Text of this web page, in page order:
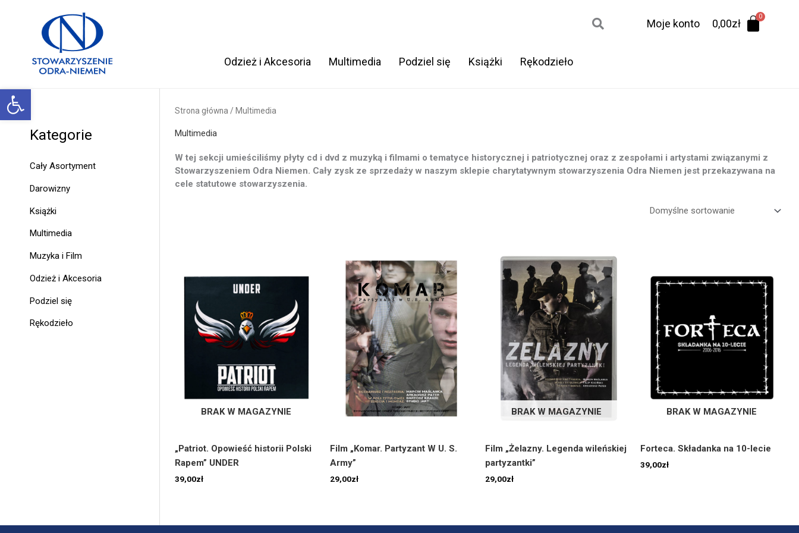
Otwórz pasek narzędzi
Moje konto 0,00zł
Odzież i Akcesoria Multimedia Podziel się Książki Rękodzieło
Kategorie
Cały Asortyment
Darowizny
Książki
Multimedia
Muzyka i Film
Odzież i Akcesoria
Podziel się
Rękodzieło
Strona główna / Multimedia
Multimedia
W tej sekcji umieściliśmy płyty cd i dvd z muzyką i filmami o tematyce historycznej i patriotycznej oraz z zespołami i artystami związanymi z
Stowarzyszeniem Odra Niemen. Cały zysk ze sprzedaży w naszym sklepie charytatywnym stowarzyszenia Odra Niemen jest przekazywana na
cele statutowe stowarzyszenia.
BRAK W MAGAZYNIE
„Patriot. Opowieść historii Polski
Rapem” UNDER
39,00zł
Film „Komar. Partyzant W U. S.
Army”
29,00zł
BRAK W MAGAZYNIE
Film „Żelazny. Legenda wileńskiej
partyzantki”
29,00zł
BRAK W MAGAZYNIE
Forteca. Składanka na 10-lecie
39,00zł